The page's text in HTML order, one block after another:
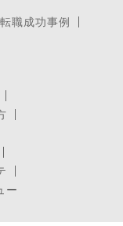
転職成功事例
ー